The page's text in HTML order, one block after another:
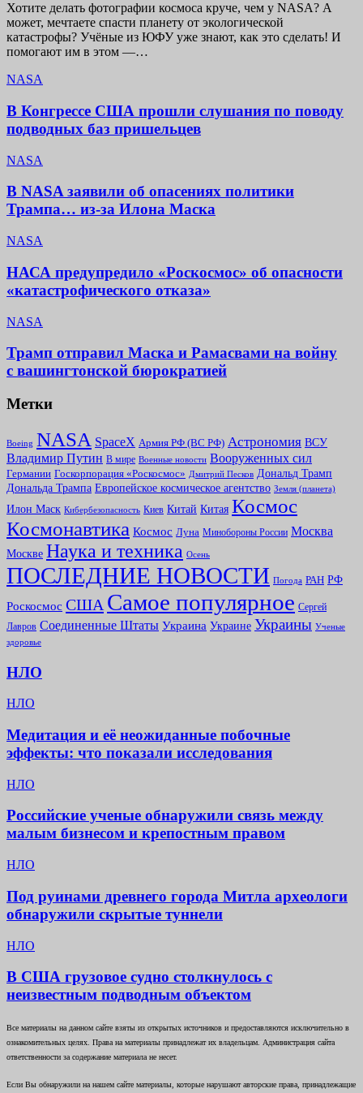
Хотите делать фотографии космоса круче, чем у NASA? А
может, мечтаете спасти планету от экологической
катастрофы? Учёные из ЮФУ уже знают, как это сделать! И
помогают им в этом —…
NASA
В Конгрессе США прошли слушания по поводу
подводных баз пришельцев
NASA
В NASA заявили об опасениях политики
Трампа… из-за Илона Маска
NASA
НАСА предупредило «Роскосмос» об опасности
«катастрофического отказа»
NASA
Трамп отправил Маска и Рамасвами на войну
с вашингтонской бюрократией
Метки
Boeing NASA SpaceX Армия РФ (ВС РФ) Астрономия ВСУ
Владимир Путин В мире Военные новости Вооруженных сил
Германии Госкорпорация «Роскосмос» Дмитрий Песков Дональд Трамп
Дональда Трампа Европейское космическое агентство Земля (планета)
Илон Маск Кибербезопасность Киев Китай Китая Космоc
Космонавтика Космос Луна Минобороны России Москва
Москве Наука и техника Осень
ПОСЛЕДНИЕ НОВОСТИ Погода РАН РФ
Роскосмос США Самое популярное Сергей
Лавров Соединенные Штаты Украина Украине Украины Ученые
здоровье
НЛО
НЛО
Медитация и её неожиданные побочные
эффекты: что показали исследования
НЛО
Российские ученые обнаружили связь между
малым бизнесом и крепостным правом
НЛО
Под руинами древнего города Митла археологи
обнаружили скрытые туннели
НЛО
В США грузовое судно столкнулось с
неизвестным подводным объектом
Все материалы на данном сайте взяты из открытых источников и предоставляются исключительно в
ознакомительных целях. Права на материалы принадлежат их владельцам. Администрация сайта
ответственности за содержание материала не несет.
Если Вы обнаружили на нашем сайте материалы, которые нарушают авторские права, принадлежащие